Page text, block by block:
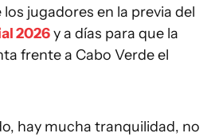
jugadores en la previa del
2026y a días para que la
frente a Cabo Verde el
hay mucha tranquilidad, no